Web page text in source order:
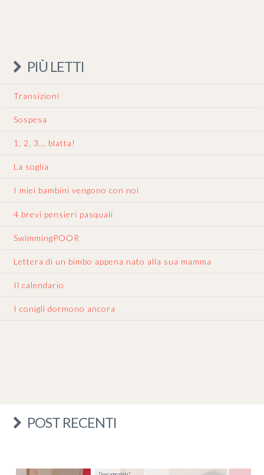
PIÙ LETTI
Transizioni
Sospesa
1, 2, 3... blatta!
La soglia
I miei bambini vengono con noi
4 brevi pensieri pasquali
SwimmingPOOR
Lettera di un bimbo appena nato alla sua mamma
Il calendario
I conigli dormono ancora
POST RECENTI